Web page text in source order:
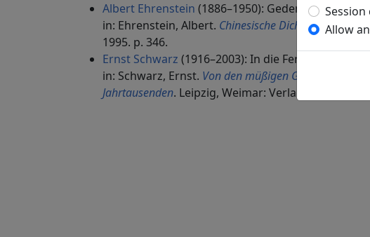
Albert Ehrenstein (1886–1950): Gedenken
in: Ehrenstein, Albert. Chinesische Dichtungen. Lyrik,
1995. p. 346.
Ernst Schwarz (1916–2003): In die Ferne
in: Schwarz, Ernst. Von den müßigen Gefühlen.
Jahrtausenden. Leipzig, Weimar: Verlag Gustav
Allow